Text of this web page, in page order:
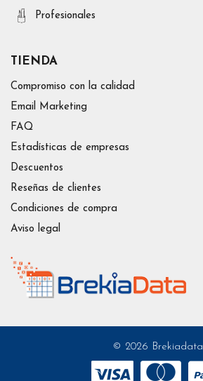
Profesionales
TIENDA
Compromiso con la calidad
Email Marketing
FAQ
Estadísticas de empresas
Descuentos
Reseñas de clientes
Condiciones de compra
Aviso legal
© 2026 Brekiadata